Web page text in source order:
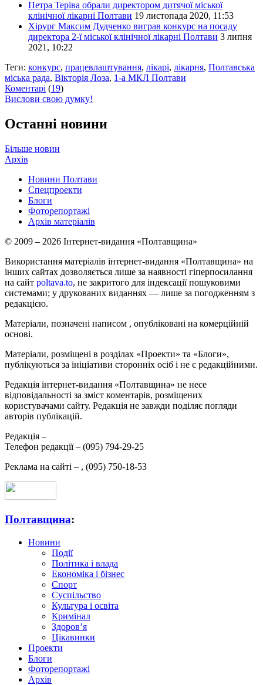
Петра Теріва обрали директором дитячої міської
клінічної лікарні Полтави 19 листопада 2020, 11:53
Хірург Максим Дудченко виграв конкурс на посаду
директора 2-ї міської клінічної лікарні Полтави 3 липня
2021, 10:22
Теги: конкурс, працевлаштування, лікарі, лікарня, Полтавська
міська рада, Вікторія Лоза, 1-а МКЛ Полтави
Коментарі (19)
Вислови свою думку!
Останні новини
Більше новин
Архів
Новини Полтави
Спецпроекти
Блоги
Фоторепортажі
Архів матеріалів
© 2009 – 2026 Інтернет-видання «Полтавщина»
Використання матеріалів інтернет-видання «Полтавщина» на
інших сайтах дозволяється лише за наявності гіперпосилання
на сайт poltava.to, не закритого для індексації пошуковими
системами; у друкованих виданнях — лише за погодженням з
редакцією.
Матеріали, позначені написом , опубліковані на комерційній
основі.
Матеріали, розміщені в розділах «Проекти» та «Блоги»,
публікуються за ініціативи сторонніх осіб і не є редакційними.
Редакція інтернет-видання «Полтавщина» не несе
відповідальності за зміст коментарів, розміщених
користувачами сайту. Редакція не завжди поділяє погляди
авторів публікацій.
Редакція –
Телефон редакції – (095) 794-29-25
Реклама на сайті – , (095) 750-18-53
Полтавщина:
Новини
Події
Політика і влада
Економіка і бізнес
Спорт
Суспільство
Культура і освіта
Кримінал
Здоров’я
Цікавинки
Проекти
Блоги
Фоторепортажі
Архів